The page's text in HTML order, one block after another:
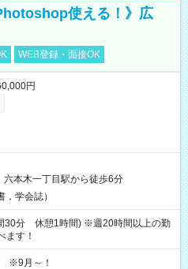
使える！》広
WEB登録・面接OK
円
六本木一丁目駅から徒歩6分
学会誌）
30分 休憩1時間) ※週20時間以上の勤
ます！
※9月～！